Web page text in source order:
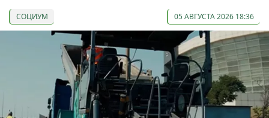
СОЦИУМ 05 АВГУСТА 2026 18:36